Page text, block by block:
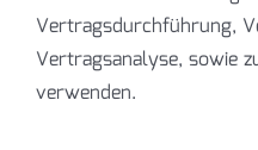
Vertragsdurchführung,
Vertragsanalyse, sowie
verwenden.